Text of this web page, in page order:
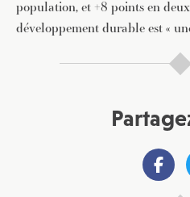
population, et +8 points en
développement durable est «